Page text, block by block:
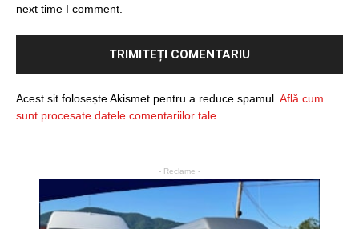
next time I comment.
Acest sit folosește Akismet pentru a reduce spamul. Află cum
sunt procesate datele comentariilor tale
- Reclame -